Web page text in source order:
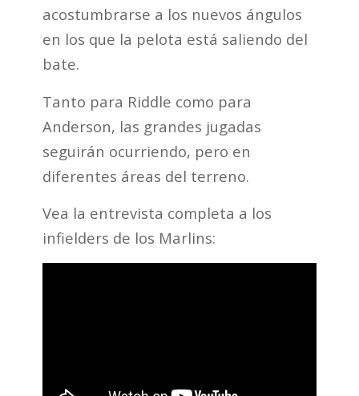
acostumbrarse a los nuevos ángulos
en los que la pelota está saliendo del
bate.
Tanto para Riddle como para
Anderson, las grandes jugadas
seguirán ocurriendo, pero en
diferentes áreas del terreno.
Vea la entrevista completa a los
infielders de los Marlins: